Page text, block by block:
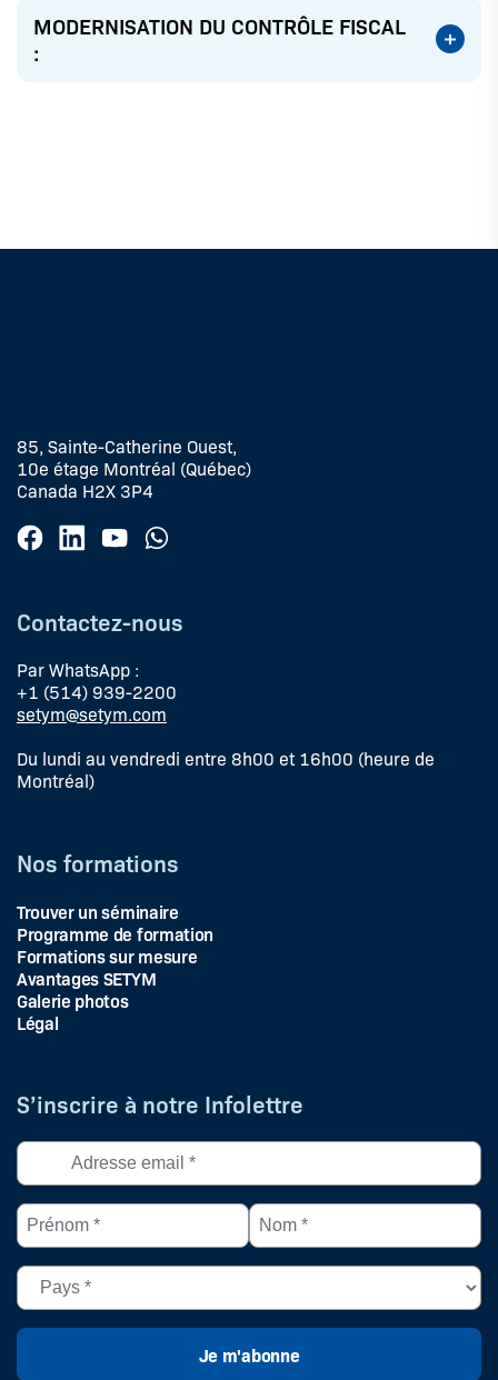
MODERNISATION DU CONTRÔLE FISCAL
:
85, Sainte-Catherine Ouest,
10e étage Montréal (Québec)
Canada H2X 3P4
Contactez-nous
Par WhatsApp :
+1 (514) 939-2200
setym@setym.com
Du lundi au vendredi entre 8h00 et 16h00 (heure de
Montréal)
Nos formations
Trouver un séminaire
Programme de formation
Formations sur mesure
Avantages SETYM
Galerie photos
Légal
S’inscrire à notre Infolettre
Adresse
courriel
(Nécessaire)
Prénom
*
Nom
*
Pays
(Nécessaire)